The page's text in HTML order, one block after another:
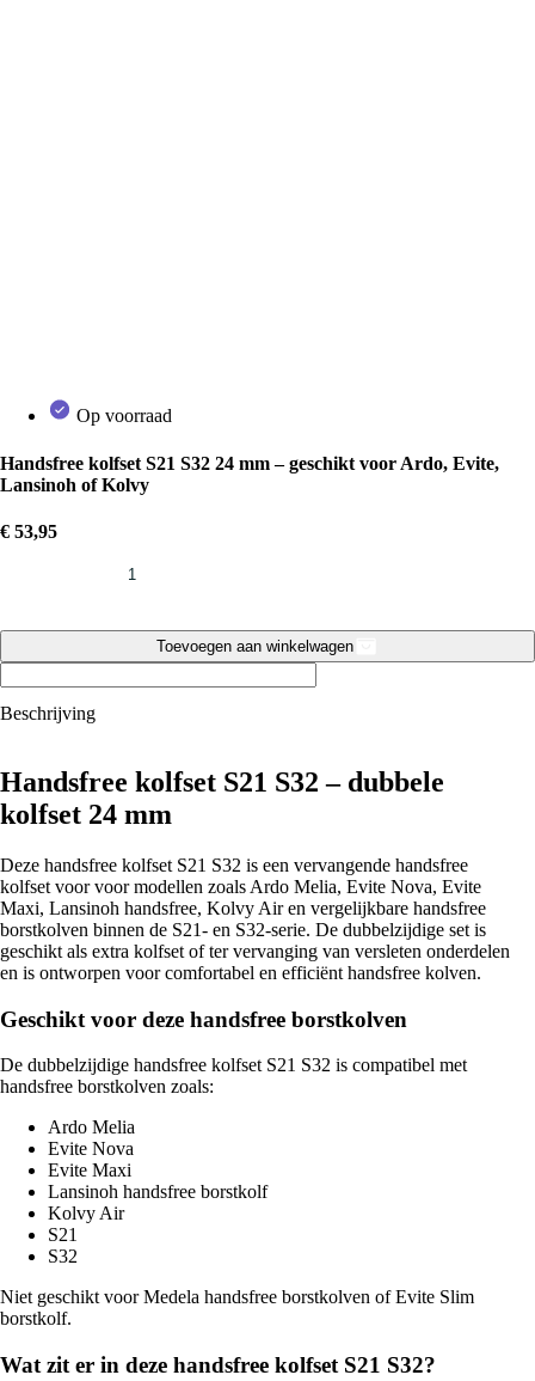
Op voorraad
Handsfree kolfset S21 S32 24 mm – geschikt voor Ardo, Evite,
Lansinoh of Kolvy
€ 53,95
24
mm
geschikt
voor
Lansinoh
of
Toevoegen aan winkelwagen
Beschrijving
Handsfree kolfset S21 S32 – dubbele
kolfset 24 mm
Deze handsfree kolfset S21 S32 is een vervangende handsfree
kolfset voor voor modellen zoals Ardo Melia, Evite Nova, Evite
Maxi, Lansinoh handsfree, Kolvy Air en vergelijkbare handsfree
borstkolven binnen de S21- en S32-serie. De dubbelzijdige set is
geschikt als extra kolfset of ter vervanging van versleten onderdelen
en is ontworpen voor comfortabel en efficiënt handsfree kolven.
Geschikt voor deze handsfree borstkolven
De dubbelzijdige handsfree kolfset S21 S32 is compatibel met
handsfree borstkolven zoals:
Ardo Melia
Evite Nova
Evite Maxi
Lansinoh handsfree borstkolf
Kolvy Air
S21
S32
Niet geschikt voor Medela handsfree borstkolven of Evite Slim
borstkolf.
Wat zit er in deze handsfree kolfset S21 S32?